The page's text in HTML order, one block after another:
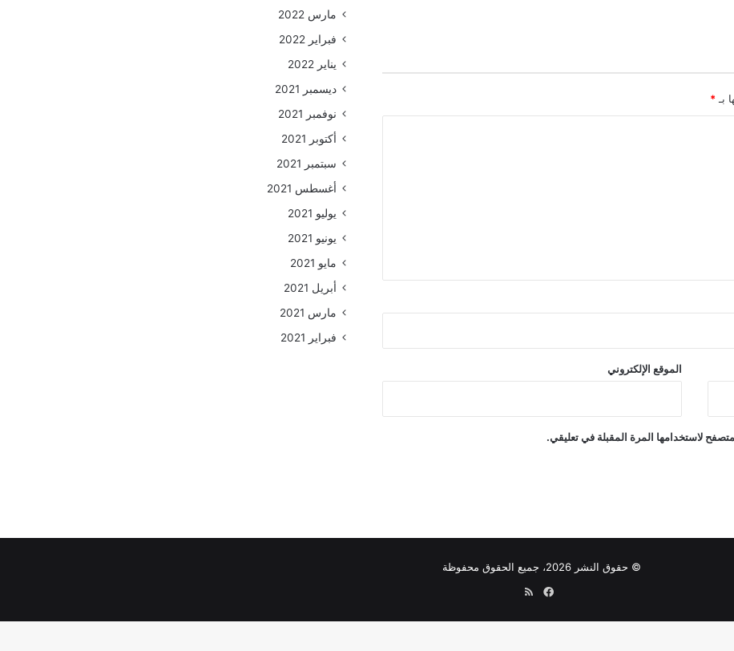
بـ *
الموقع الإلكتروني
لاستخدامها المرة المقبلة في تعليقي.
مارس 2022
فبراير 2022
يناير 2022
ديسمبر 2021
نوفمبر 2021
أكتوبر 2021
سبتمبر 2021
أغسطس 2021
يوليو 2021
يونيو 2021
مايو 2021
أبريل 2021
مارس 2021
فبراير 2021
© حقوق النشر 2026، جميع الحقوق محفوظة
فيسبوكملخص